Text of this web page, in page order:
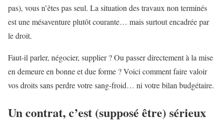
pas), vous n’êtes pas seul. La situation des travaux non terminés
est une mésaventure plutôt courante… mais surtout encadrée par
le droit.
Faut-il parler, négocier, supplier ? Ou passer directement à la mise
en demeure en bonne et due forme ? Voici comment faire valoir
vos droits sans perdre votre sang-froid… ni votre bilan budgétaire.
Un contrat, c’est (supposé être) sérieux